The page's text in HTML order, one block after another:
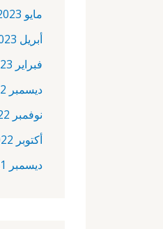
مايو 2023
أبريل 2023
فبراير 2023
ديسمبر 2022
نوفمبر 2022
أكتوبر 2022
ديسمبر 2021